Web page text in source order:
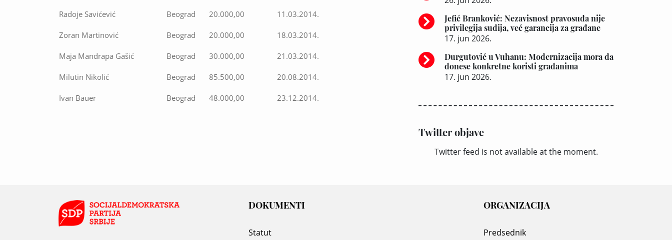
Radoje Savićević Beograd 20.000,00 11.03.2014.
Zoran Martinović Beograd 20.000,00 18.03.2014.
Maja Mandrapa Gašić Beograd 30.000,00 21.03.2014.
Milutin Nikolić Beograd 85.500,00 20.08.2014.
Ivan Bauer Beograd 48.000,00 23.12.2014.
Jefić Branković: Nezavisnost pravosuđa nije
privilegija sudija, već garancija za građane
17. jun 2026.
Durgutović u Vuhanu: Modernizacija mora da
donese konkretne koristi građanima
17. jun 2026.
Twitter objave
Twitter feed is not available at the moment.
DOKUMENTI
Statut
ORGANIZACIJA
Predsednik